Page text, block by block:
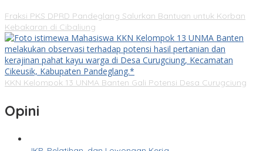
Fraksi PKS DPRD Pandeglang Salurkan Bantuan untuk Korban
Kebakaran di Cibaliung
KKN Kelompok 13 UNMA Banten Gali Potensi Desa Curugciung
Opini